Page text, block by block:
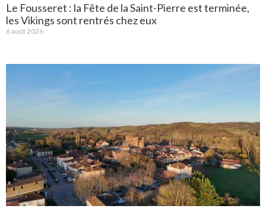
Le Fousseret : la Fête de la Saint-Pierre est terminée,
les Vikings sont rentrés chez eux
6 août 2026